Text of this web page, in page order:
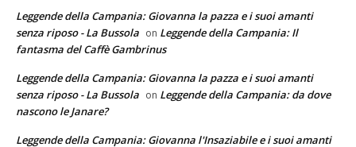
Leggende della Campania: Giovanna la pazza e i suoi amanti
senza riposo - La Bussola on Leggende della Campania: Il
fantasma del Caffè Gambrinus
Leggende della Campania: Giovanna la pazza e i suoi amanti
senza riposo - La Bussola on Leggende della Campania: da dove
nascono le Janare?
Leggende della Campania: Giovanna l'Insaziabile e i suoi amanti